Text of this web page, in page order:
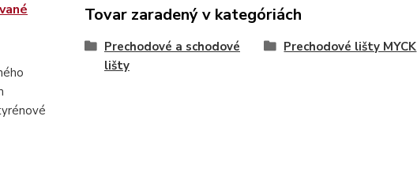
Tovar zaradený v kategóriách
Prechodové a schodové
lišty
Prechodové lišty MYCK